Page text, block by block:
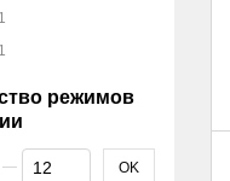
1
1
режимов
режимов вибрации
режимов вибрации
OK